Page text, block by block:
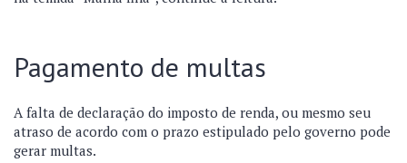
Pagamento de multas
A falta de declaração do imposto de renda, ou mesmo seu
atraso de acordo com o prazo estipulado pelo governo pode
gerar multas.